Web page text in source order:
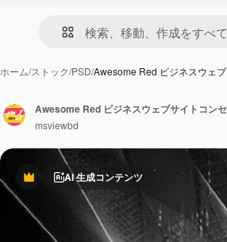
ホーム/ストック/PSD/Awesome Red ビジネスウェ
PremiumAI 生成コンテンツ
Awesome Red ビジネスウェブサイトコン
msviewbd